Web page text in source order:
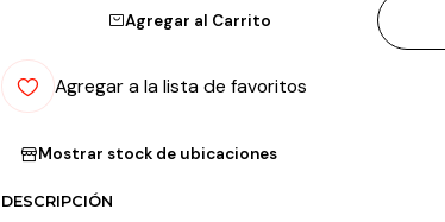
Agregar al Carrito
Agregar a la lista de favoritos
Mostrar stock de ubicaciones
DESCRIPCIÓN